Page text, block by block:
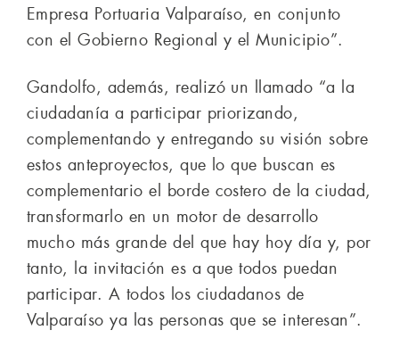
Empresa Portuaria Valparaíso, en conjunto
con el Gobierno Regional y el Municipio”.
Gandolfo, además, realizó un llamado “a la
ciudadanía a participar priorizando,
complementando y entregando su visión sobre
estos anteproyectos, que lo que buscan es
complementario el borde costero de la ciudad,
transformarlo en un motor de desarrollo
mucho más grande del que hay hoy día y, por
tanto, la invitación es a que todos puedan
participar. A todos los ciudadanos de
Valparaíso ya las personas que se interesan”.